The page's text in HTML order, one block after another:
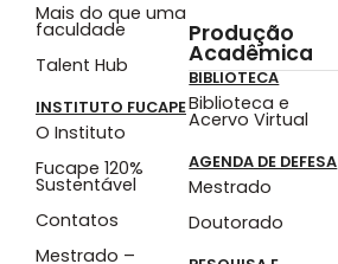
Mais do que uma
faculdade
Talent Hub
INSTITUTO FUCAPE
O Instituto
Fucape 120%
Sustentável
Contatos
Mestrado –
Produção
Acadêmica
BIBLIOTECA
Biblioteca e
Acervo Virtual
AGENDA DE DEFESA
Mestrado
Doutorado